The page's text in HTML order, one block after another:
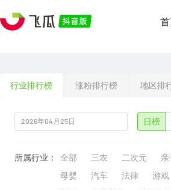
行业排行榜 涨粉排行榜 地区排
日榜
所属行业： 全部 三农 二次元 亲
母婴
汽车 法律 游戏